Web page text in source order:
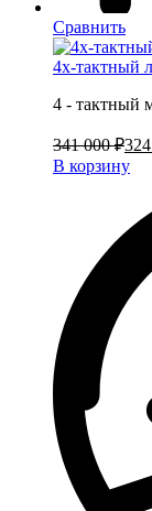
Сравнить
4х-тактный
4 - тактный
341 000 ₽
В корзину